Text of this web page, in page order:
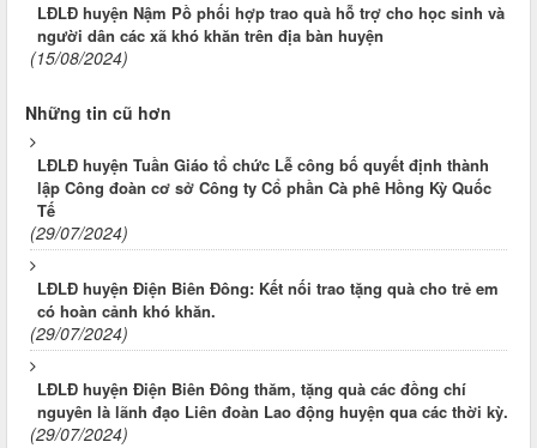
LĐLĐ huyện Nậm Pồ phối hợp trao quà hỗ trợ cho học sinh và
người dân các xã khó khăn trên địa bàn huyện
(15/08/2024)
Những tin cũ hơn
LĐLĐ huyện Tuần Giáo tổ chức Lễ công bố quyết định thành
lập Công đoàn cơ sở Công ty Cổ phần Cà phê Hồng Kỳ Quốc
Tế
(29/07/2024)
LĐLĐ huyện Điện Biên Đông: Kết nối trao tặng quà cho trẻ em
có hoàn cảnh khó khăn.
(29/07/2024)
LĐLĐ huyện Điện Biên Đông thăm, tặng quà các đồng chí
nguyên là lãnh đạo Liên đoàn Lao động huyện qua các thời kỳ.
(29/07/2024)